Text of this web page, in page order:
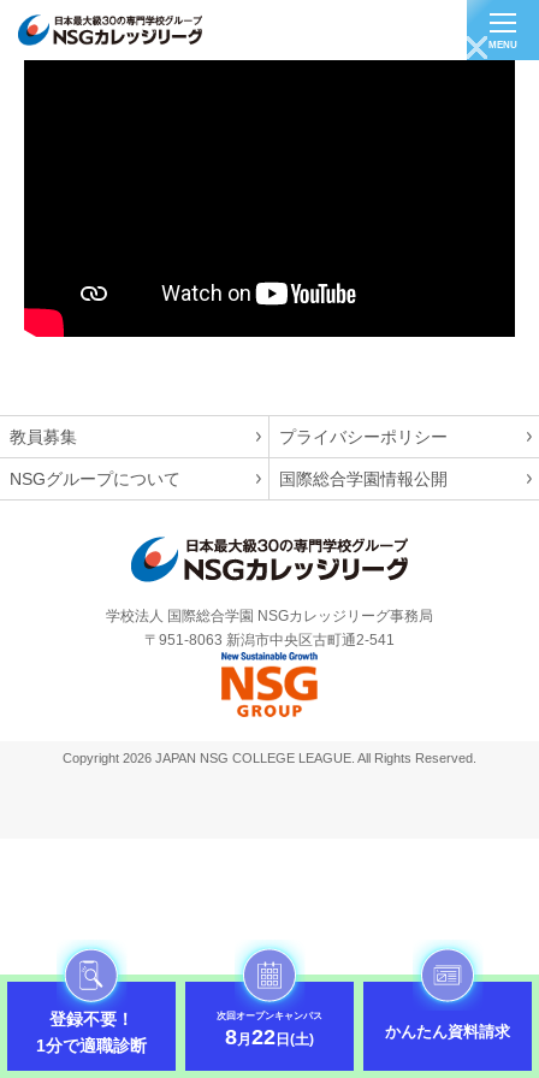
MENU
登録不要！
1分で適職診断
次回オープンキャンパス
8月 22日(土) かんたん資料請求
教員募集 プライバシーポリシー
NSGグループについて 国際総合学園情報公開
学校法人 国際総合学園 NSGカレッジリーグ事務局
〒951-8063 新潟市中央区古町通2-541
Copyright 2026 JAPAN NSG COLLEGE LEAGUE. All Rights Reserved.